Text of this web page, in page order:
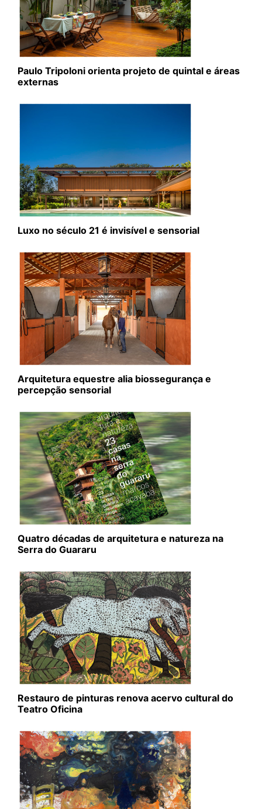
Paulo Tripoloni orienta projeto de quintal e áreas
externas
Luxo no século 21 é invisível e sensorial
Arquitetura equestre alia biossegurança e
percepção sensorial
Quatro décadas de arquitetura e natureza na
Serra do Guararu
Restauro de pinturas renova acervo cultural do
Teatro Oficina